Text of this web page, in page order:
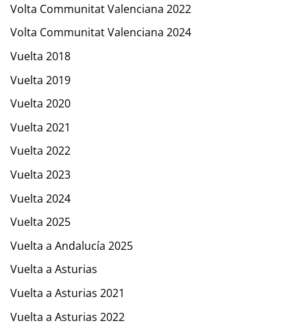
Volta Communitat Valenciana 2022
Volta Communitat Valenciana 2024
Vuelta 2018
Vuelta 2019
Vuelta 2020
Vuelta 2021
Vuelta 2022
Vuelta 2023
Vuelta 2024
Vuelta 2025
Vuelta a Andalucía 2025
Vuelta a Asturias
Vuelta a Asturias 2021
Vuelta a Asturias 2022